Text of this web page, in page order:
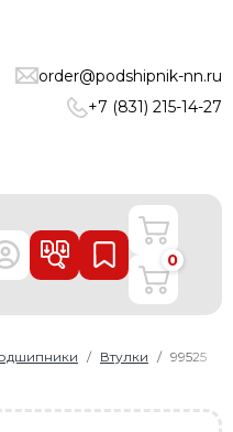
order@podshipnik-nn.ru
+7 (831) 215-14-27
0
Втулки 99525